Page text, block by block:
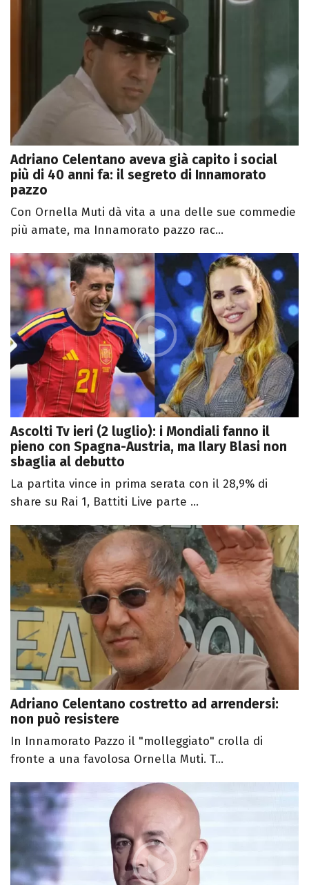
Adriano Celentano aveva già capito i social
più di 40 anni fa: il segreto di Innamorato
pazzo
Con Ornella Muti dà vita a una delle sue commedie
più amate, ma Innamorato pazzo rac...
Ascolti Tv ieri (2 luglio): i Mondiali fanno il
pieno con Spagna-Austria, ma Ilary Blasi non
sbaglia al debutto
La partita vince in prima serata con il 28,9% di
share su Rai 1, Battiti Live parte ...
Adriano Celentano costretto ad arrendersi:
non può resistere
In Innamorato Pazzo il "molleggiato" crolla di
fronte a una favolosa Ornella Muti. T...